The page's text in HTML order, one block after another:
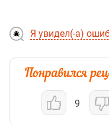
Я увидел(-а)
9